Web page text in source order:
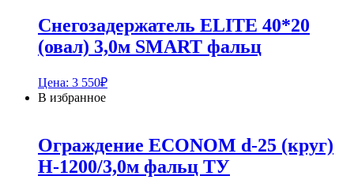
Снегозадержатель ELITE 40*20
(овал) 3,0м SMART фальц
Цена: 3 550₽
В избранное
Ограждение ECONOM d-25 (круг)
H-1200/3,0м фальц ТУ